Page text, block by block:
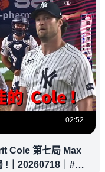
02:52
Cole 第七局 Max
!｜20260718｜#洛